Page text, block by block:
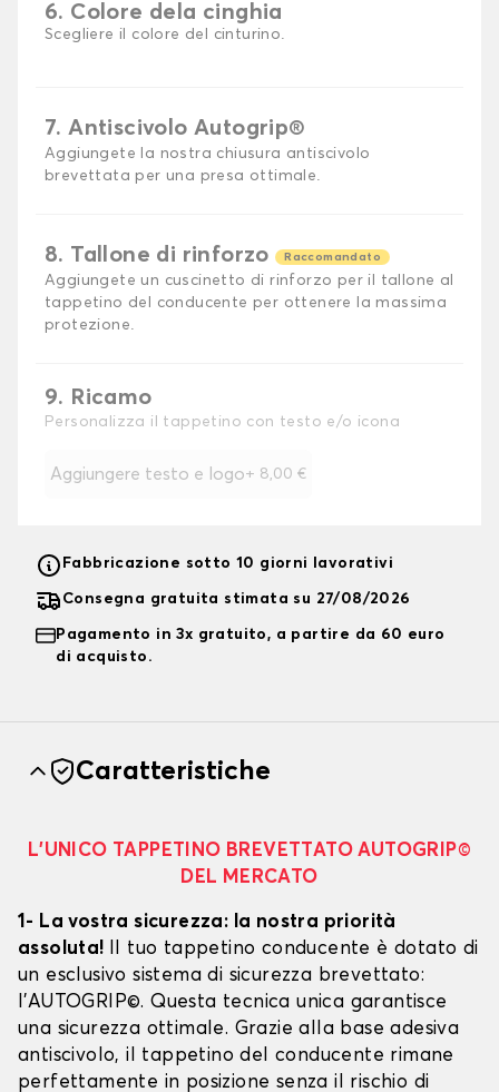
6. Colore dela cinghia
Scegliere il colore del cinturino.
7. Antiscivolo Autogrip®
Aggiungete la nostra chiusura antiscivolo
brevettata per una presa ottimale.
8. Tallone di rinforzo Raccomandato
Aggiungete un cuscinetto di rinforzo per il tallone al
tappetino del conducente per ottenere la massima
protezione.
9. Ricamo
Personalizza il tappetino con testo e/o icona
Aggiungere testo e logo+ 8,00 €
Fabbricazione sotto 10 giorni lavorativi
Consegna gratuita stimata su 27/08/2026
Pagamento in 3x gratuito, a partire da 60 euro
di acquisto.
Caratteristiche
L’UNICO TAPPETINO BREVETTATO AUTOGRIP©
DEL MERCATO
1- La vostra sicurezza: la nostra priorità
assoluta! Il tuo tappetino conducente è dotato di
un esclusivo sistema di sicurezza brevettato:
l’AUTOGRIP©. Questa tecnica unica garantisce
una sicurezza ottimale. Grazie alla base adesiva
antiscivolo, il tappetino del conducente rimane
perfettamente in posizione senza il rischio di